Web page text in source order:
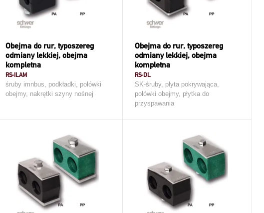
Obejma do rur, typoszereg
odmiany lekkiej, obejma
kompletna
RS-ILAM
śruby imnbus, podkładki, połówki
obejmy, nakrętki szyny nośnej
Obejma do rur, typoszereg
odmiany lekkiej, obejma
kompletna
RS-DL
SK-śruby, płyta pokrywająca,
połówki obejmy, płytka do
przyspawania